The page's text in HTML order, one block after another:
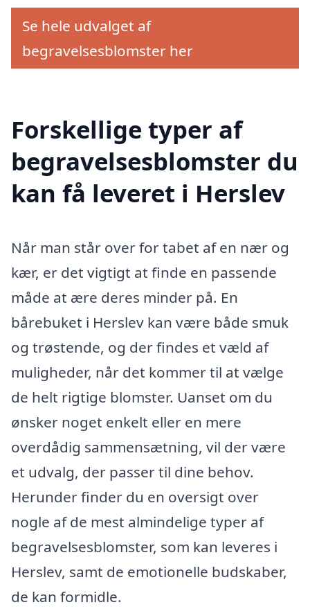
Se hele udvalget af
begravelsesblomster her
Forskellige typer af
begravelsesblomster du
kan få leveret i Herslev
Når man står over for tabet af en nær og
kær, er det vigtigt at finde en passende
måde at ære deres minder på. En
bårebuket i Herslev kan være både smuk
og trøstende, og der findes et væld af
muligheder, når det kommer til at vælge
de helt rigtige blomster. Uanset om du
ønsker noget enkelt eller en mere
overdådig sammensætning, vil der være
et udvalg, der passer til dine behov.
Herunder finder du en oversigt over
nogle af de mest almindelige typer af
begravelsesblomster, som kan leveres i
Herslev, samt de emotionelle budskaber,
de kan formidle.